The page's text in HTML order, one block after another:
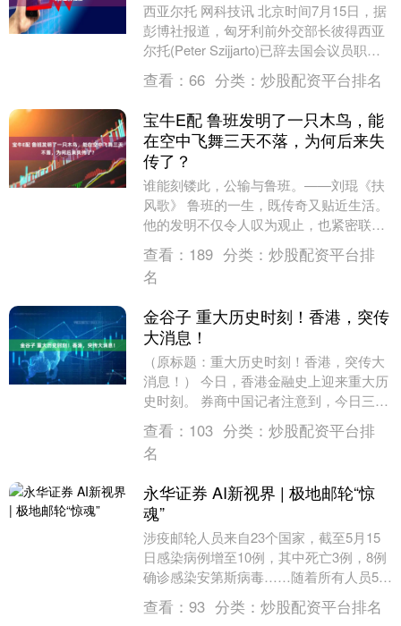
西亚尔托 网科技讯 北京时间7月15日，据
彭博社报道，匈牙利前外交部长彼得西亚
尔托(Peter Szijjarto)已辞去国会议员职
务，加入中国电动汽车制造商比....
查看： 66 分类： 炒股配资平台排名
宝牛E配 鲁班发明了一只木鸟，能
在空中飞舞三天不落，为何后来失
传了？
谁能刻镂此，公输与鲁班。——刘琨《扶
风歌》 鲁班的一生，既传奇又贴近生活。
他的发明不仅令人叹为观止，也紧密联系
百姓的日常。他发明的曲尺、墨斗、刨
子、钻子等工具，....
查看： 189 分类： 炒股配资平台排
名
金谷子 重大历史时刻！香港，突传
大消息！
（原标题：重大历史时刻！香港，突传大
消息！） 今日，香港金融史上迎来重大历
史时刻。 券商中国记者注意到，今日三大
头部公募旗下的比特币和以太坊现货ETF
正式开始交....
查看： 103 分类： 炒股配资平台排
名
永华证券 AI新视界 | 极地邮轮“惊
魂”
涉疫邮轮人员来自‌23个国家，截至5月15
日感染病例增至10例，其中死亡3例，8例
确诊感染安第斯病毒……随着所有人员5月
11日在西班牙特内里费岛完成转运，邮轮
离....
查看： 93 分类： 炒股配资平台排名